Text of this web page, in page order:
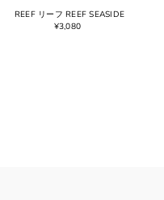
REEF リーフ REEF SEASIDE
¥3,080